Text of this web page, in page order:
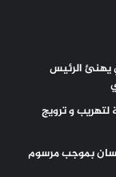
يهنئ الرئيس
و ترويج
بموجب مرسوم